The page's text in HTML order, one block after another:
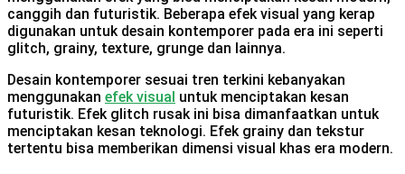
canggih dan futuristik. Beberapa efek visual yang kerap
digunakan untuk desain kontemporer pada era ini seperti
glitch, grainy, texture, grunge dan lainnya.
Desain kontemporer sesuai tren terkini kebanyakan
menggunakan efek visual untuk menciptakan kesan
futuristik. Efek glitch rusak ini bisa dimanfaatkan untuk
menciptakan kesan teknologi. Efek grainy dan tekstur
tertentu bisa memberikan dimensi visual khas era modern.